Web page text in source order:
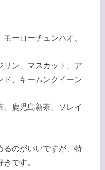
ーローチュンハオ、
リン、マスカット、ア
ド、キームンクイーン
、鹿児島新茶、ソレイ
るのがいいですが、特
です。